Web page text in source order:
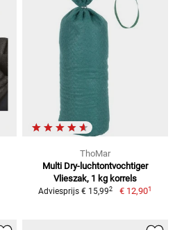
ThoMar
Multi Dry-luchtontvochtiger
Vlieszak, 1 kg korrels
Adviesprijs € 15,992 € 12,901